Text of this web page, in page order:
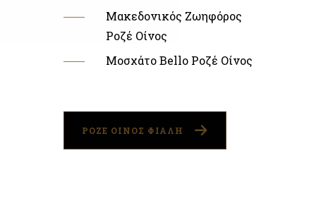
Μακεδονικός Ζωηφόρος
Ροζέ Οίνος
Μοσχάτο Bello Ροζέ Οίνος
ΡΟΖΕ ΟΙΝΟΣ ΦΙΑΛΗ